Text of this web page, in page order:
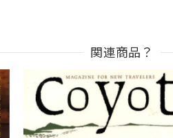
関連商品？